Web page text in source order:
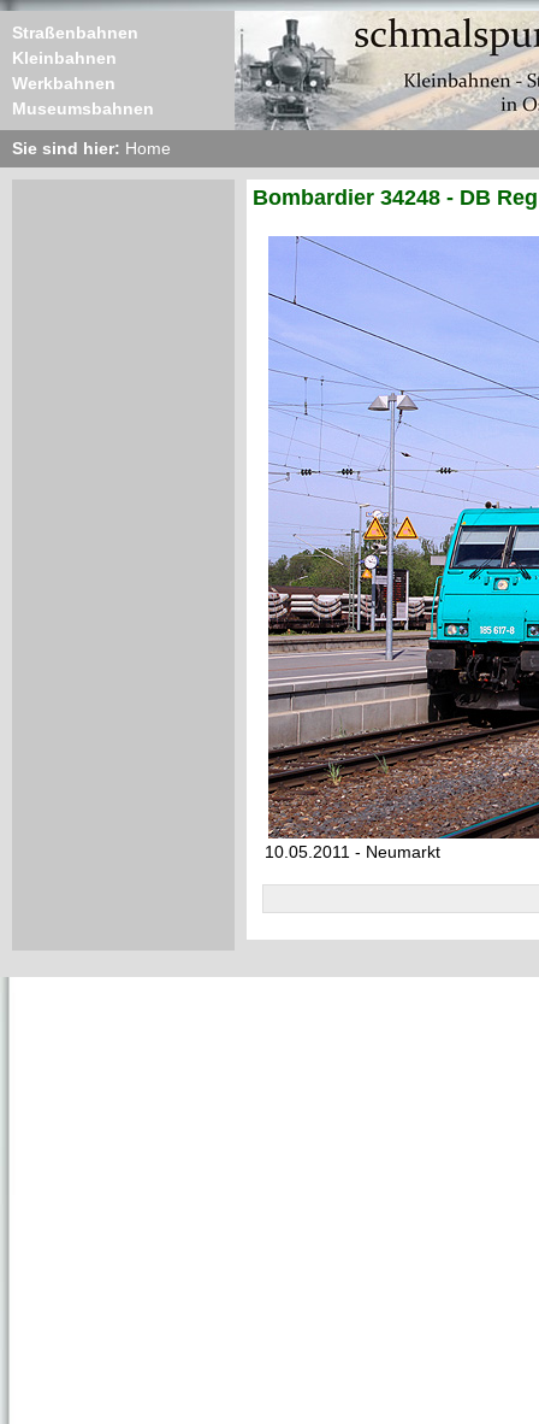
Straßenbahnen
Kleinbahnen
Werkbahnen
Museumsbahnen
Sie sind hier: Home
Bombardier 34248 - DB
10.05.2011 - Neumarkt